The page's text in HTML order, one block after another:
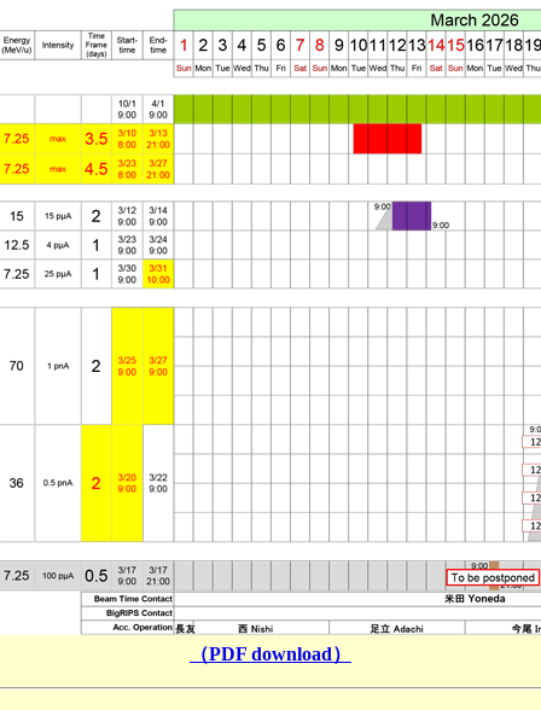
（PDF download）